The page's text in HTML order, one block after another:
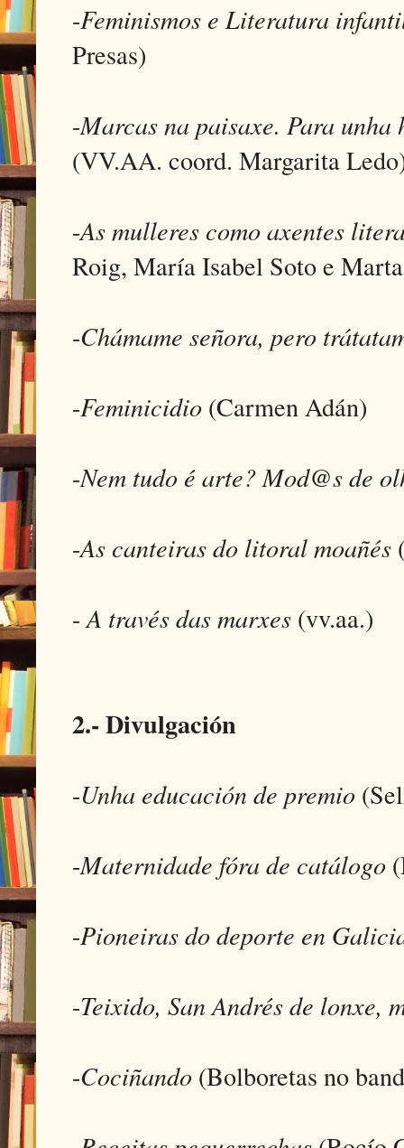
-Feminismos e Literatura
Presas)
-Marcas na paisaxe. Para
(VV.AA. coord. Margarita
-As mulleres como axentes
Roig, María Isabel Soto e
-Chámame señora, pero
-Feminicidio (Carmen Adán)
-Nem tudo é arte? Mod@s de
-As canteiras do litoral moañés
-A través das marxes (vv.aa.)
2.- Divulgación
-Unha educación de premio
-Maternidade fóra de catálogo
-Pioneiras do deporte en
-Teixido, San Andrés de lonxe,
-Cociñando (Bolboretas no